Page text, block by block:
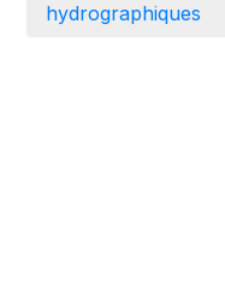
hydrographiques